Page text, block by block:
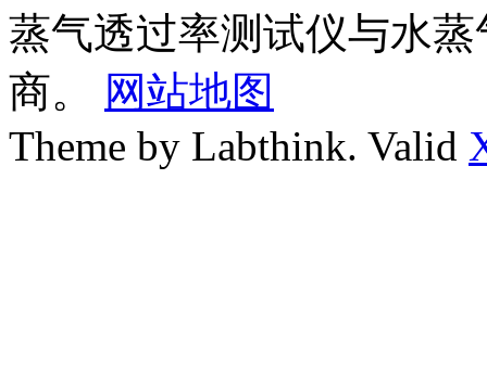
蒸气透过率测试仪与水
商。
网站地图
Theme by Labthink. Valid